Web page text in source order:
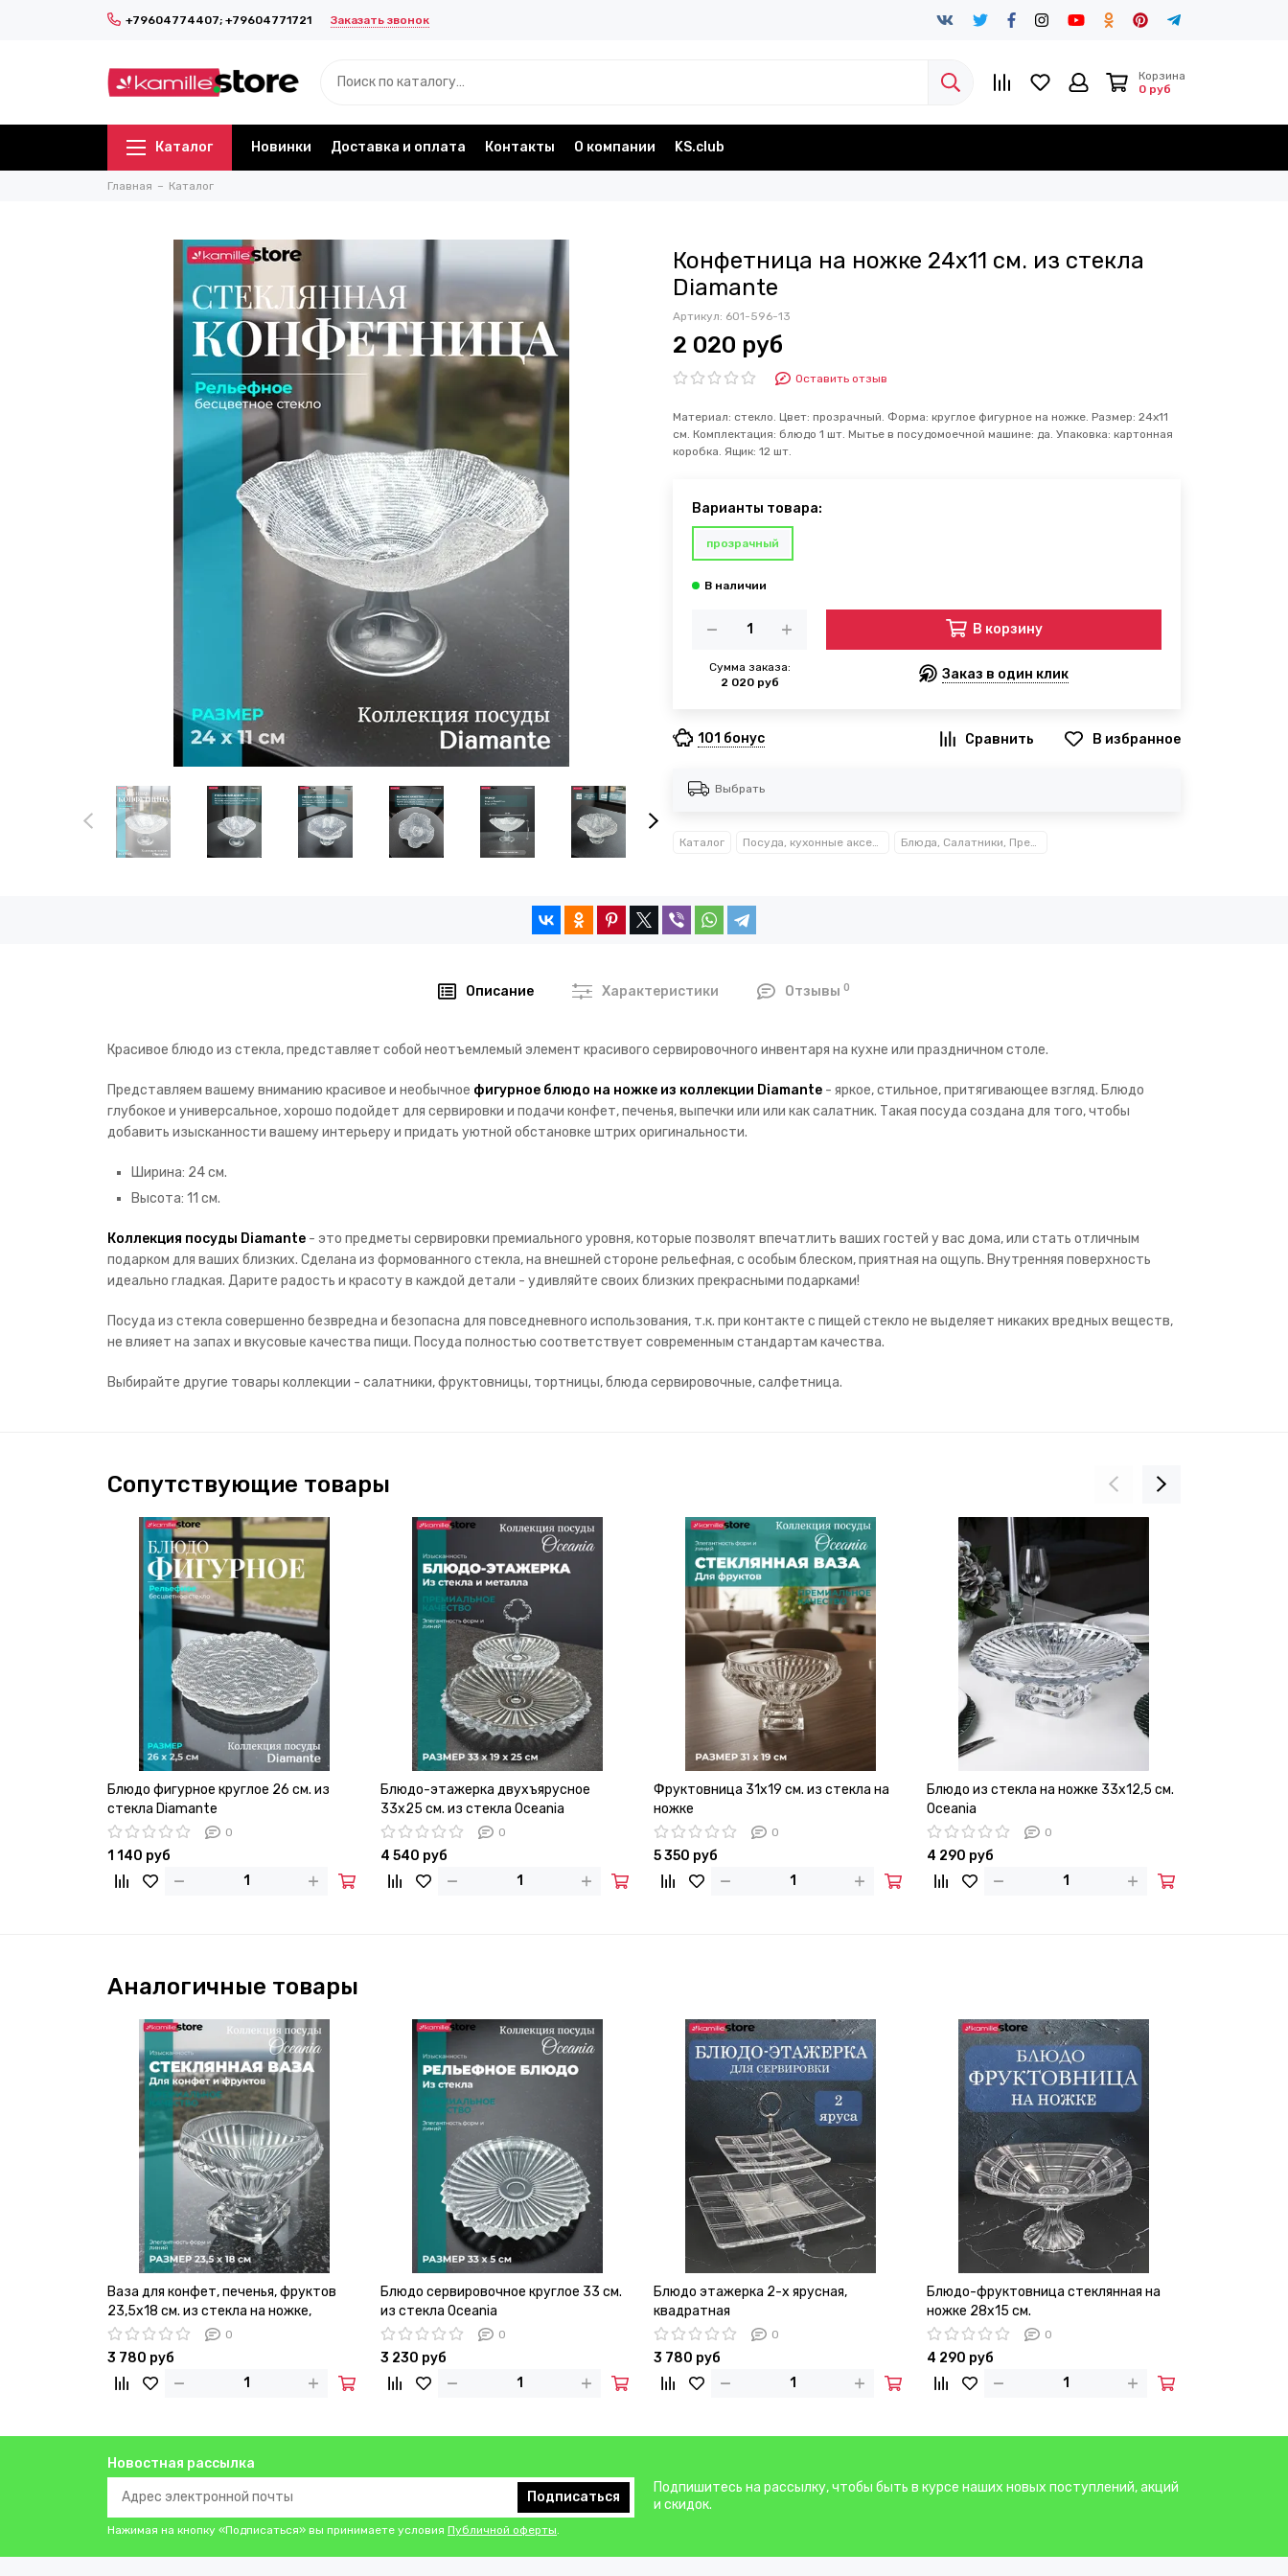
+79604774407; +79604771721 Заказать звонок
Корзина
0 руб
Каталог Новинки Доставка и оплата Контакты О компании KS.club
Главная Каталог
Конфетница на ножке 24х11 см. из стекла
Diamante
Артикул: 601-596-13
2 020 руб
Оставить отзыв
Материал: стекло. Цвет: прозрачный. Форма: круглое фигурное на ножке. Размер: 24х11
см. Комплектация: блюдо 1 шт. Мытье в посудомоечной машине: да. Упаковка: картонная
коробка. Ящик: 12 шт.
Варианты товара:
прозрачный
Сумма заказа:
2 020 руб
В корзину
Заказ в один клик
101 бонус В избранное
Выбрать
Каталог Посуда, кухонные аксессуары и принадлежности TM Kamille TM Ofenbach Блюда, Салатники, Предметы сервировки Kamille™
Описание Характеристики Отзывы 0
Красивое блюдо из стекла, представляет собой неотъемлемый элемент красивого сервировочного инвентаря на кухне или праздничном столе.
Представляем вашему вниманию красивое и необычное фигурное блюдо на ножке из коллекции Diamante - яркое, стильное, притягивающее взгляд. Блюдо
глубокое и универсальное, хорошо подойдет для сервировки и подачи конфет, печенья, выпечки или или как салатник. Такая посуда создана для того, чтобы
добавить изысканности вашему интерьеру и придать уютной обстановке штрих оригинальности.
Ширина: 24 см.
Высота: 11 см.
Коллекция посуды Diamante - это предметы сервировки премиального уровня, которые позволят впечатлить ваших гостей у вас дома, или стать отличным
подарком для ваших близких. Сделана из формованного стекла, на внешней стороне рельефная, с особым блеском, приятная на ощупь. Внутренняя поверхность
идеально гладкая. Дарите радость и красоту в каждой детали - удивляйте своих близких прекрасными подарками!
Посуда из стекла совершенно безвредна и безопасна для повседневного использования, т.к. при контакте с пищей стекло не выделяет никаких вредных веществ,
не влияет на запах и вкусовые качества пищи. Посуда полностью соответствует современным стандартам качества.
Выбирайте другие товары коллекции - салатники, фруктовницы, тортницы, блюда сервировочные, салфетница.
Сопутствующие товары
Блюдо фигурное круглое 26 см. из
стекла Diamante
0
1 140 руб
Блюдо-этажерка двухъярусное
33х25 см. из стекла Oceania
0
4 540 руб
Фруктовница 31х19 см. из стекла на
ножке
0
5 350 руб
Блюдо из стекла на ножке 33х12,5 см.
Oceania
0
4 290 руб
Аналогичные товары
Ваза для конфет, печенья, фруктов
23,5х18 см. из стекла на ножке,
Oceania
0
3 780 руб
Блюдо сервировочное круглое 33 см.
из стекла Oceania
0
3 230 руб
Блюдо этажерка 2-х ярусная,
квадратная
0
3 780 руб
Блюдо-фруктовница стеклянная на
ножке 28х15 см.
0
4 290 руб
Новостная рассылка
Подписаться
Нажимая на кнопку «Подписаться» вы принимаете условия Публичной оферты.
Подпишитесь на рассылку, чтобы быть в курсе наших новых поступлений, акций
и скидок.